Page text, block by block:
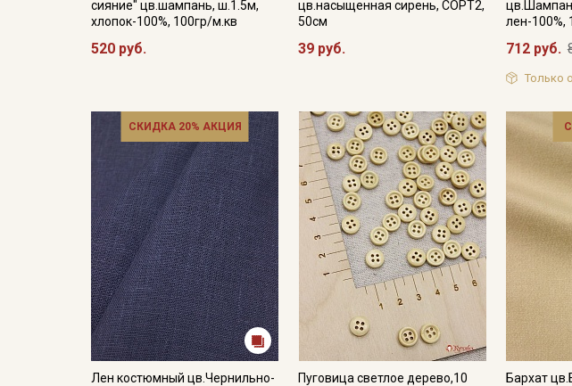
сияние" цв.шампань, ш.1.5м,
хлопок-100%, 100гр/м.кв
520 руб.
цв.насыщенная сирень, СОРТ2,
50см
39 руб.
лен-100%,
712 руб.
Только
СКИДКА 20% АКЦИЯ
Лен костюмный цв.Чернильно-
Пуговица светлое дерево,10
Бархат